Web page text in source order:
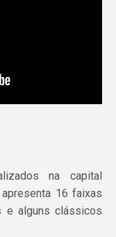
na capital
16 faixas
e alguns clássicos